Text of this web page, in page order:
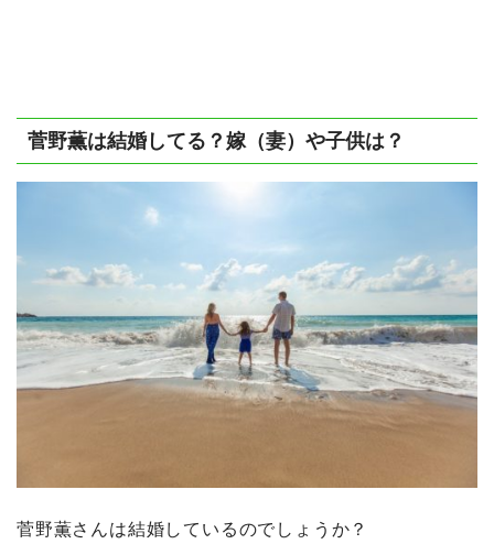
菅野薫は結婚してる？嫁（妻）や子供は？
菅野薫さんは結婚しているのでしょうか？